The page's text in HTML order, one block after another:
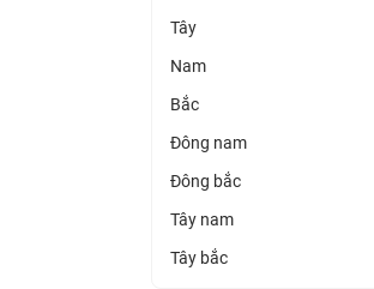
Tây
Nam
Bắc
Đông nam
Đông bắc
Tây nam
Tây bắc